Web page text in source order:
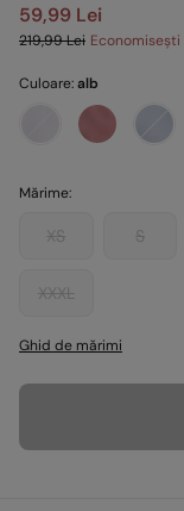
59,99 Lei
219,99 Lei Economisești
Culoare:alb
Mărime:
XS S
XXXL
Ghid de mărimi